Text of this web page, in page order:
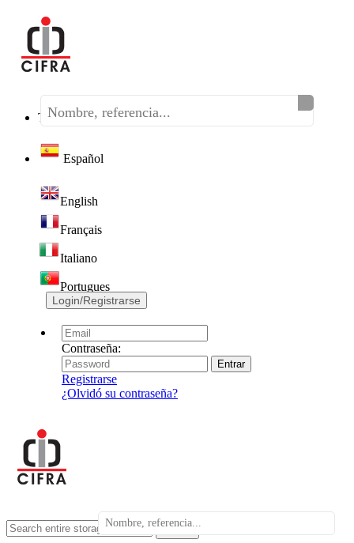
Teléfono:(+34) 968 320 046
Español
English
Français
Italiano
Portugues
Login/Registrarse
Contraseña:
Registrarse
¿Olvidó su contraseña?
search